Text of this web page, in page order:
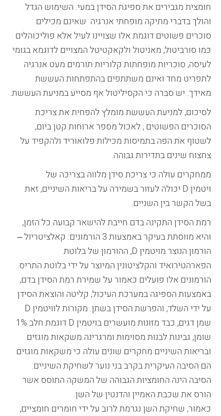
חומצית מגבירים את ספיגת הסידן במעי. השימוש הגדל
והולך בדברי מתיקה מופחתי אנרגיה שאינם מכילים
סוכרים פשוטים דוגמת אלו שצויינו לעיל אלא פוליכוהלים
כמו סורביטול, מאניטול ולקאקטיטל המצויים לדוגמא בגומי
לעיסה, סוכריות מופחתות קלוריות תורמים מעט אנרגיה
לתפריט מחד ואינם משתתפים בהתפתחות העששת
מאידך. יש סברה כי הקסיליטול אף מסייע במניעת העששת.
לסיכום, למניעת העששת מומלץ להפחית את צריכת
הסוכרים הפשוטים , לאכול מספר ארוחות קטן ביום,
לשטוף את הפה בתמיסות מכילות פלואוריד ולהקפיד על
צחצוח שינים בתדירות גבוהה.
ממחקרים עולה כי צריכת סידן מלווה בצריכה של
ויטמין D יכולה לעזור בשמירה על בריאות השיניים, זאת
בשל הקשר בין השניים.
רמת הסידן התקינה בדם חייבת להישאר קבועה כל הזמן,
והיא מווסתת בעיקר באמצעות 3 הורמונים: קאלציטריול –
הורמון הנוצר מויטמין D, ההורמון של בלוטת
הפארהטירואיד והקלציטונין המיוצר על ידי בלוטת התריס.
הורמונים אלו פועלים כאמור על שמירת רמת הסידן בדם,
באמצעות הספיגה במערכת העיכול, קליטה והוצאת הסידן
על ידי השלד, והפרשת הסידן בשתן. מקורות לוויטמין D
שמן דגים, כבד מזונות מועשרים בויטמין D דוגמת חלב 1%
שומן, גבינות לבנות מסוימות ומרגרינה.משקאות מוגזים
ובריאות השיניים מחקרים שונים עולה כי משקאות מוגזים
הם הסיבה העיקרית בקרב בני נוער לשחיקת השיניים.
הסיבה הינה החומציות הגבוהה של המשקה התוסס אשר
הורס את שכבת האמיין והדנטין של השן.
כאמור, שחיקת השן נגרמת לרוב על ידי חומרים חומציים,